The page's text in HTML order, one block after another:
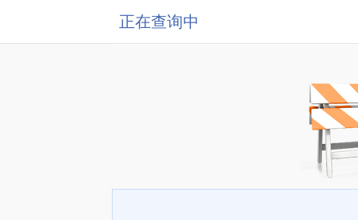
正在查询中